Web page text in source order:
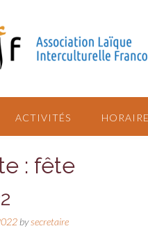
ACTIVITÉS
: fête
bysecretaire